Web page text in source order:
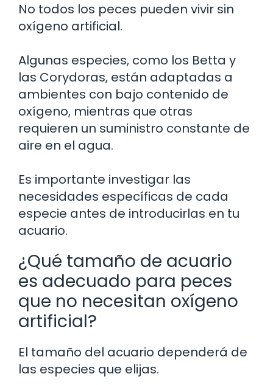
No todos los peces pueden vivir sin
oxígeno artificial.
Algunas especies, como los Betta y
las Corydoras, están adaptadas a
ambientes con bajo contenido de
oxígeno, mientras que otras
requieren un suministro constante de
aire en el agua.
Es importante investigar las
necesidades específicas de cada
especie antes de introducirlas en tu
acuario.
¿Qué tamaño de acuario
es adecuado para peces
que no necesitan oxígeno
artificial?
El tamaño del acuario dependerá de
las especies que elijas.